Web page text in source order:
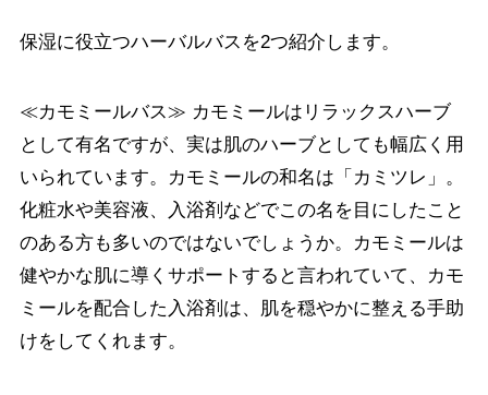
保湿に役立つハーバルバスを2つ紹介します。
≪カモミールバス≫ カモミールはリラックスハーブ
として有名ですが、実は肌のハーブとしても幅広く用
いられています。カモミールの和名は「カミツレ」。
化粧水や美容液、入浴剤などでこの名を目にしたこと
のある方も多いのではないでしょうか。カモミールは
健やかな肌に導くサポートすると言われていて、カモ
ミールを配合した入浴剤は、肌を穏やかに整える手助
けをしてくれます。